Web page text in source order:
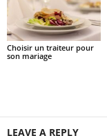
Choisir un traiteur pour
son mariage
LEAVE A REPLY